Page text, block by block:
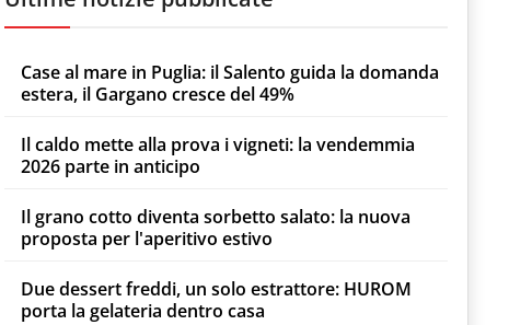
Case al mare in Puglia: il Salento guida la domanda
estera, il Gargano cresce del 49%
Il caldo mette alla prova i vigneti: la vendemmia
2026 parte in anticipo
Il grano cotto diventa sorbetto salato: la nuova
proposta per l'aperitivo estivo
Due dessert freddi, un solo estrattore: HUROM
porta la gelateria dentro casa